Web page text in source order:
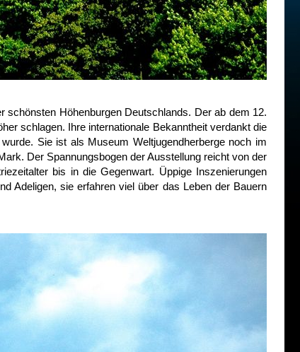
schönsten Höhenburgen Deutschlands. Der ab dem 12.
schlagen. Ihre internationale Bekanntheit verdankt die
Sie ist als Museum Weltjugendherberge noch im
Der Spannungsbogen der Ausstellung reicht von der
bis in die Gegenwart. Üppige Inszenierungen
Adeligen, sie erfahren viel über das Leben der Bauern